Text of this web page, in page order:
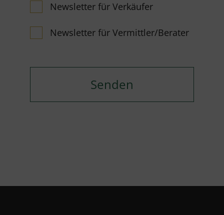
Newsletter für Verkäufer
Newsletter für Vermittler/Berater